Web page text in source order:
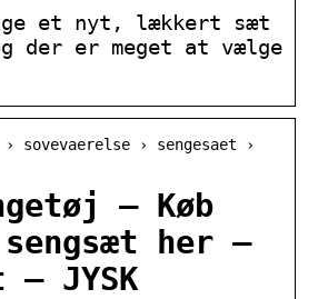
et nyt, lækkert sæt
der er meget at vælge
› sengesaet ›
– Køb
her –
– JYSK